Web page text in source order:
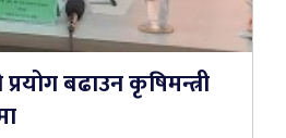
बढाउन कृषिमन्त्री